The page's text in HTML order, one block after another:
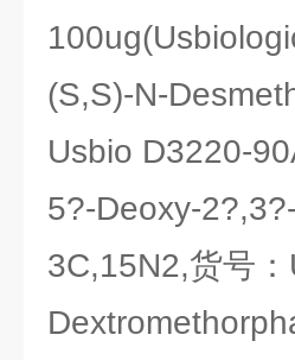
(S,S)-N-
Usbio D3220-
5?-Deoxy-
3C,15N2,货号